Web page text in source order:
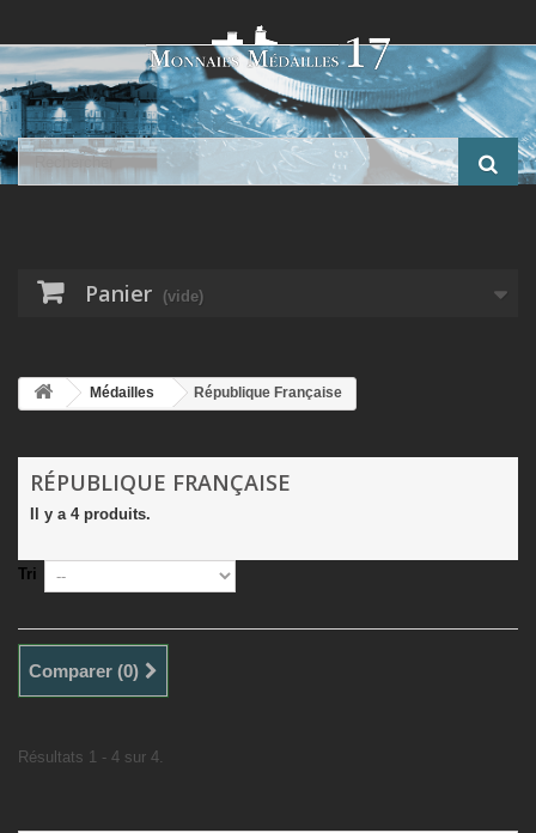
Panier (vide)
Médailles République Française
RÉPUBLIQUE FRANÇAISE
Il y a 4 produits.
Tri
Comparer (0)
Résultats 1 - 4 sur 4.